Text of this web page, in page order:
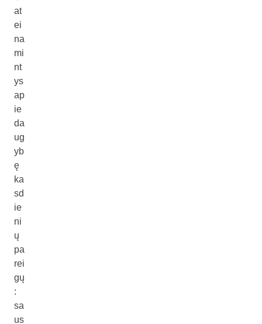
at
ei
na
mi
nt
ys
ap
ie
da
ug
yb
ę
ka
sd
ie
ni
ų
pa
rei
gų
:
sa
us